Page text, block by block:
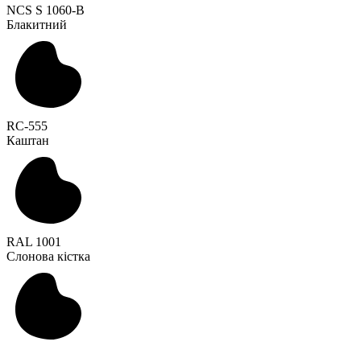
NCS S 1060-B
Блакитний
RC-555
Каштан
RAL 1001
Слонова кістка